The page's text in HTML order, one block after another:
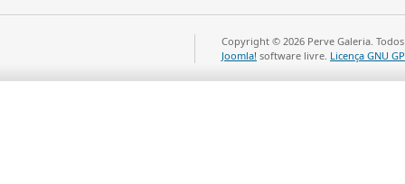
Copyright © 2026 Perve Galeria.
Joomla! software livre. Licença GNU